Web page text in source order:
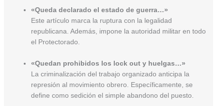
«Queda declarado el estado de guerra…»
Este artículo marca la ruptura con la legalidad
republicana. Además, impone la autoridad militar en todo
el Protectorado.
«Quedan prohibidos los lock out y huelgas…»
La criminalización del trabajo organizado anticipa la
represión al movimiento obrero. Específicamente, se
define como sedición el simple abandono del puesto.